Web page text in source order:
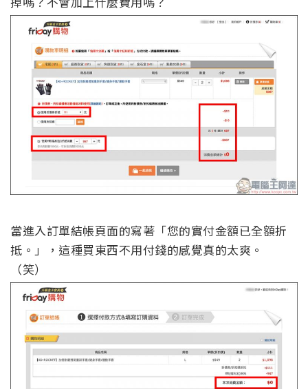
當進入訂單結帳頁面的寫著「您的實付金額已全額折
抵。」，這種買東西不用付錢的感覺真的太爽。
（笑）